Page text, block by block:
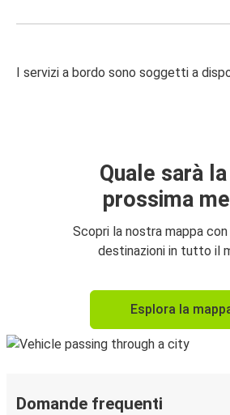
I servizi a bordo sono soggetti a
Quale sarà
prossima
Scopri la nostra mappa
destinazioni in tutto il
Esplora la
Domande frequenti